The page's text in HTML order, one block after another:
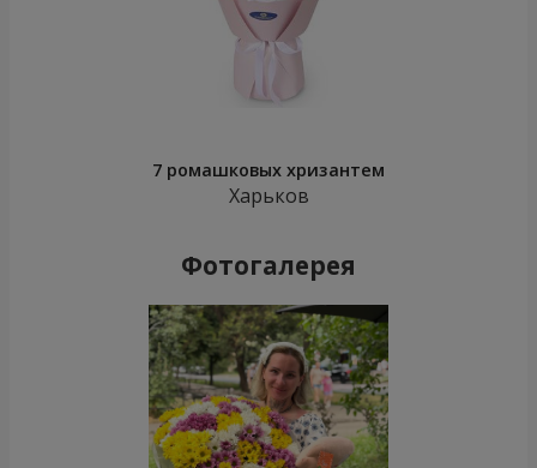
7 ромашковых хризантем
Харьков
Фотогалерея